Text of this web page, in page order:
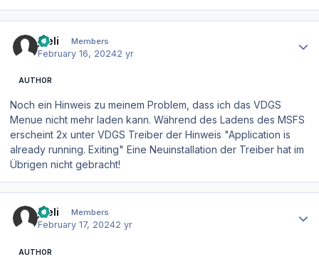
joeli Members
February 16, 20242 yr
AUTHOR
Noch ein Hinweis zu meinem Problem, dass ich das VDGS
Menue nicht mehr laden kann. Während des Ladens des MSFS
erscheint 2x unter VDGS Treiber der Hinweis "Application is
already running. Exiting" Eine Neuinstallation der Treiber hat im
Übrigen nicht gebracht!
joeli Members
February 17, 20242 yr
AUTHOR